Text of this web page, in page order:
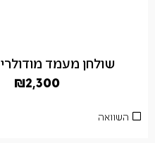
שולחן מעמד מודולרי BGE L
₪2,300
השוואה